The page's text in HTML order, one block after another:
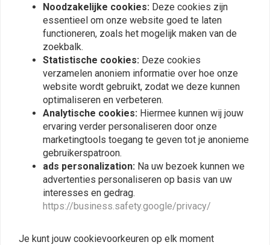
Op de hoogte blijven?
Abonneer
De Plek voor de Cafe Racers, Flat Tracker,
Natuurlijk ook groot in kleding & onderhoud!
Noodzakelijke cookies: Deze cookies zijn
essentieel om onze website goed te laten
functioneren, zoals het mogelijk maken van de
zoekbalk.
Statistische cookies: Deze cookies
verzamelen anoniem informatie over hoe onze
website wordt gebruikt, zodat we deze kunnen
optimaliseren en verbeteren.
Analytische cookies: Hiermee kunnen wij jouw
ervaring verder personaliseren door onze
marketingtools toegang te geven tot je anonieme
gebruikerspatroon.
ads personalization: Na uw bezoek kunnen we
advertenties personaliseren op basis van uw
interesses en gedrag.
https://business.safety.google/privacy/
Je kunt jouw cookievoorkeuren op elk moment